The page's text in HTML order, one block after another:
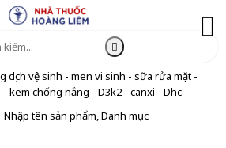
dịch vệ sinh - men vi sinh - sữa rửa mặt -
- kem chống nắng - D3k2 - canxi - Dhc
Nhập tên sản phẩm, Danh mục